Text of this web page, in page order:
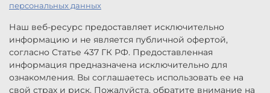
персональных данных
Наш веб-ресурс предоставляет исключительно
информацию и не является публичной офертой,
согласно Статье 437 ГК РФ. Предоставленная
информация предназначена исключительно для
ознакомления. Вы соглашаетесь использовать ее на
свой страх и риск. Пожалуйста, обратите внимание на